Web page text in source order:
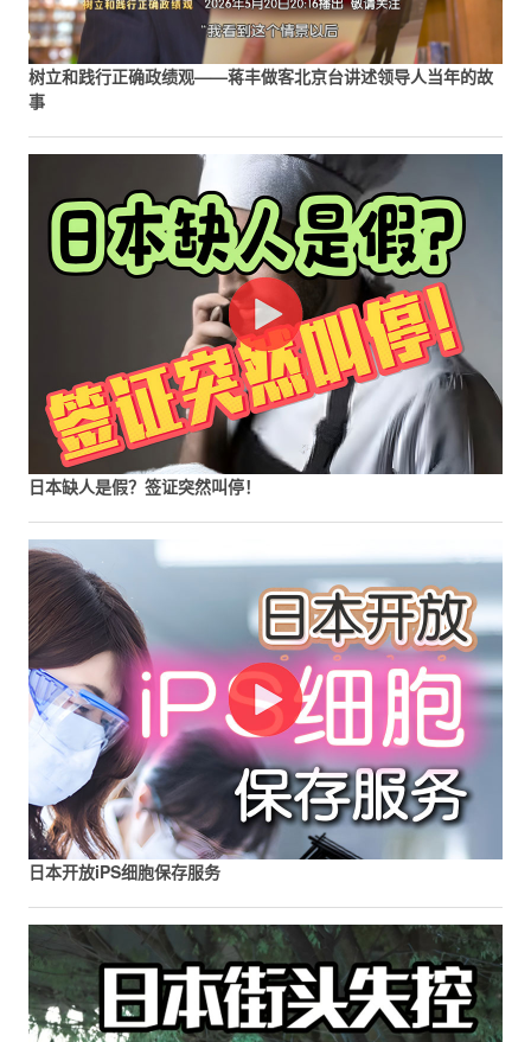
树立和践行正确政绩观——蒋丰做客北京台讲述领导人当年的故
事
日本缺人是假？签证突然叫停！
日本开放iPS细胞保存服务